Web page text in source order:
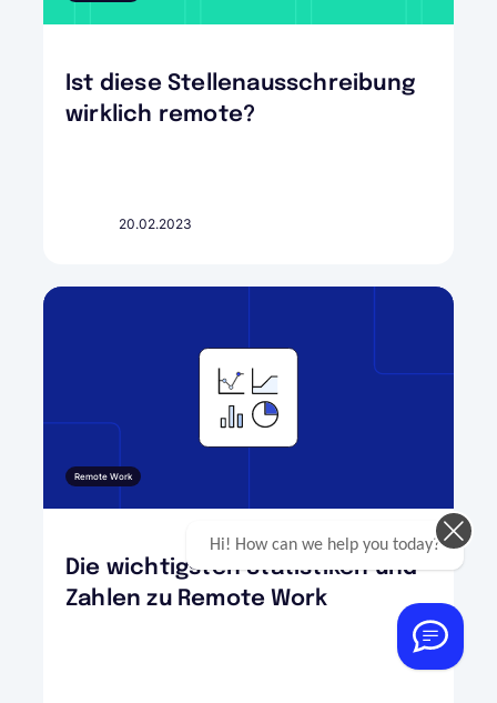
Ist diese Stellenausschreibung
wirklich remote?
20.02.2023
Remote Work
Die wichtigsten Statistiken und
Zahlen zu Remote Work
Hi! How can we help you today?